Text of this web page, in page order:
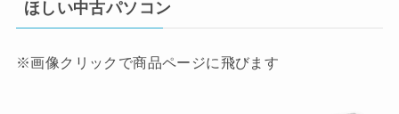
ほしい中古パソコン
※画像クリックで商品ページに飛びます